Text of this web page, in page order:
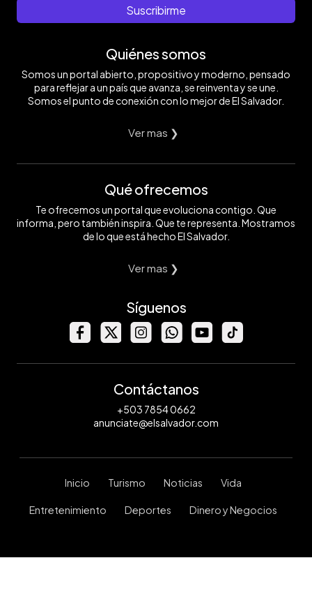
Suscribirme
Quiénes somos
Somos un portal abierto, propositivo y moderno, pensado
para reflejar a un país que avanza, se reinventa y se une.
Somos el punto de conexión con lo mejor de El Salvador.
Ver mas ❯
Qué ofrecemos
Te ofrecemos un portal que evoluciona contigo. Que
informa, pero también inspira. Que te representa. Mostramos
de lo que está hecho El Salvador.
Ver mas ❯
Síguenos
Contáctanos
+503 7854 0662
anunciate@elsalvador.com
Inicio Turismo Noticias Vida
Entretenimiento Deportes Dinero y Negocios